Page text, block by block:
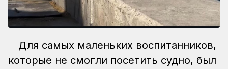
Для самых маленьких воспитанников,
которые не смогли посетить судно, был